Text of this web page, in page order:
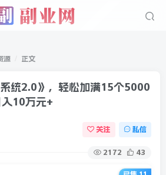
源 正文
系统2.0》，轻松加满15个5000
入10万元+
关注 私信
2172 43